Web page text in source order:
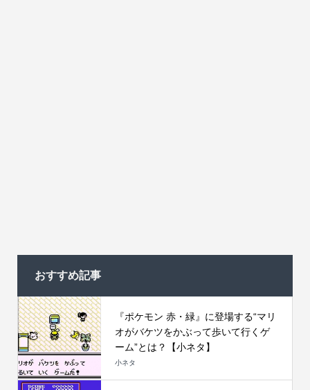
おすすめ記事
『ポケモン 赤・緑』に登場する“マリ
オがバケツをかぶって歩いて行くゲ
ーム”とは？【小ネタ】
小ネタ